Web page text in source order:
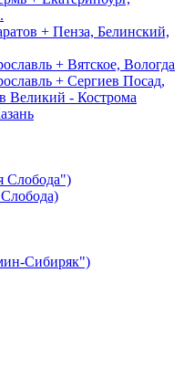
+ Пенза, Белинский,
+ Вятское, Вологда
+ Сергиев Посад,
Великий - Кострома
Слобода")
Сибиряк")